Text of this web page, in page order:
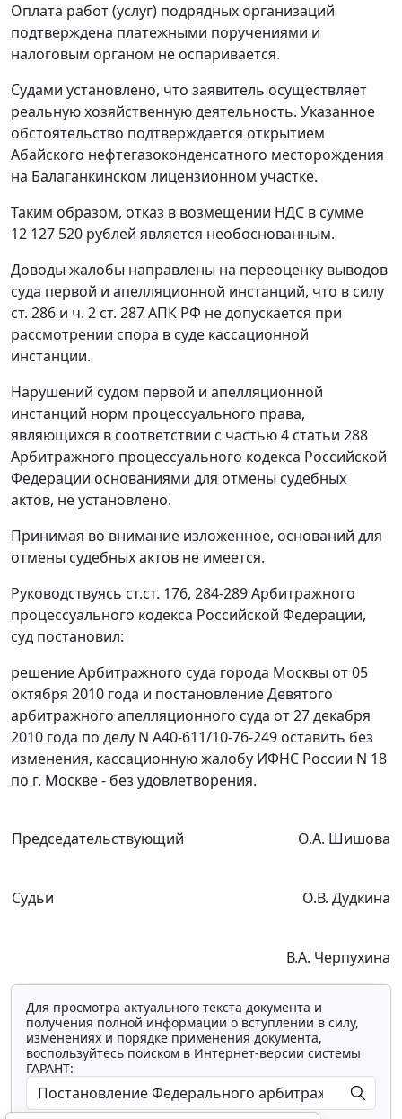
Оплата работ (услуг) подрядных организаций
подтверждена платежными поручениями и
налоговым органом не оспаривается.
Судами установлено, что заявитель осуществляет
реальную хозяйственную деятельность. Указанное
обстоятельство подтверждается открытием
Абайского нефтегазоконденсатного месторождения
на Балаганкинском лицензионном участке.
Таким образом, отказ в возмещении НДС в сумме
12 127 520 рублей является необоснованным.
Доводы жалобы направлены на переоценку выводов
суда первой и апелляционной инстанций, что в силу
ст. 286 и ч. 2 ст. 287АПК РФ не допускается при
рассмотрении спора в суде кассационной
инстанции.
Нарушений судом первой и апелляционной
инстанций норм процессуального права,
являющихся в соответствии с частью 4 статьи 288
Арбитражного процессуального кодекса Российской
Федерации основаниями для отмены судебных
актов, не установлено.
Принимая во внимание изложенное, оснований для
отмены судебных актов не имеется.
Руководствуясь ст.ст. 176, 284-289Арбитражного
процессуального кодекса Российской Федерации,
суд постановил:
решение Арбитражного суда города Москвы от 05
октября 2010 года и постановлениеДевятого
арбитражного апелляционного суда от 27 декабря
2010 года по делу N А40-611/10-76-249 оставить без
изменения, кассационную жалобу ИФНС России N 18
по г. Москве - без удовлетворения.
Председательствующий О.А. Шишова
Судьи О.В. Дудкина
В.А. Черпухина
Для просмотра актуального текста документа и
получения полной информации о вступлении в силу,
изменениях и порядке применения документа,
воспользуйтесь поиском в Интернет-версии системы
ГАРАНТ: